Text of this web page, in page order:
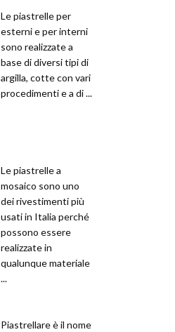
Le piastrelle per
esterni e per interni
sono realizzate a
base di diversi tipi di
argilla, cotte con vari
procedimenti e a di ...
Le piastrelle a
mosaico sono uno
dei rivestimenti più
usati in Italia perché
possono essere
realizzate in
qualunque materiale
...
Piastrellare è il nome